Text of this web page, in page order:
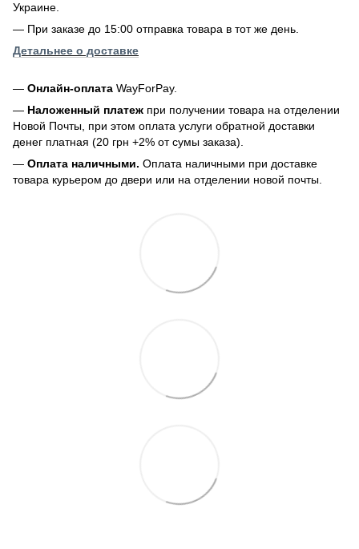
Украине.
— При заказе до 15:00 отправка товара в тот же день.
Детальнее о доставке
— Онлайн-оплата WayForPay.
— Наложенный платеж при получении товара на отделении
Новой Почты, при этом оплата услуги обратной доставки
денег платная (20 грн +2% от сумы заказа).
— Оплата наличными. Оплата наличными при доставке
товара курьером до двери или на отделении новой почты.